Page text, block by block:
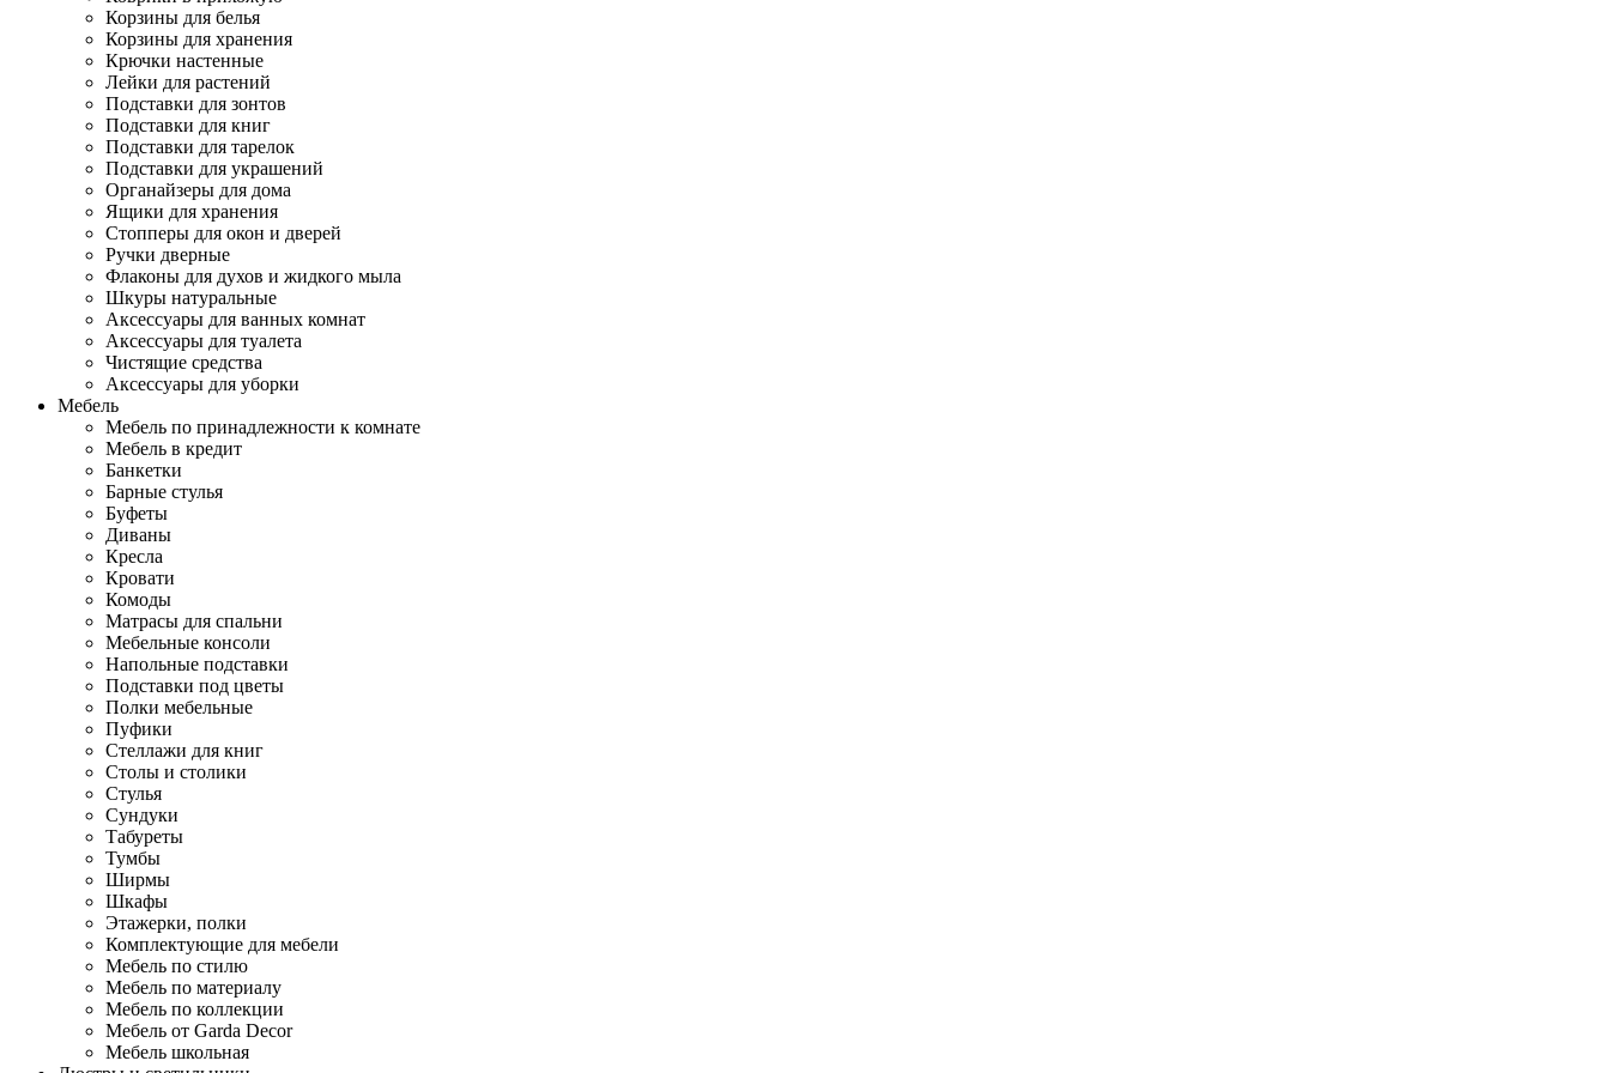
Корзины для белья
Корзины для хранения
Крючки настенные
Лейки для растений
Подставки для зонтов
Подставки для книг
Подставки для тарелок
Подставки для украшений
Органайзеры для дома
Ящики для хранения
Стопперы для окон и дверей
Ручки дверные
Флаконы для духов и жидкого мыла
Шкуры натуральные
Аксессуары для ванных комнат
Аксессуары для туалета
Чистящие средства
Аксессуары для уборки
Мебель
Мебель по принадлежности к комнате
Мебель в кредит
Банкетки
Барные стулья
Буфеты
Диваны
Кресла
Кровати
Комоды
Матрасы для спальни
Мебельные консоли
Напольные подставки
Подставки под цветы
Полки мебельные
Пуфики
Стеллажи для книг
Столы и столики
Стулья
Сундуки
Табуреты
Тумбы
Ширмы
Шкафы
Этажерки, полки
Комплектующие для мебели
Мебель по стилю
Мебель по материалу
Мебель по коллекции
Мебель от Garda Decor
Мебель школьная